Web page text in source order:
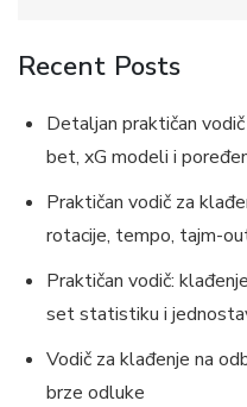
Recent Posts
Detaljan praktičan
bet, xG modeli i
Praktičan vodič za
rotacije, tempo, tajm-
Praktičan vodič:
set statistiku i
Vodič za klađenje na
brze odluke